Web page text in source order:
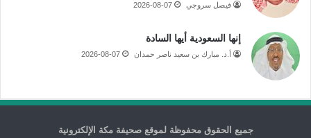
فيصل سروجي 2026-08-07
إنها السعودية أيها السادة
أ.د. مبارك بن سعيد ناصر حمدان 2026-08-07
جميع الحقوق محفوظة لموقع صحيفة مكة الإلكترونية